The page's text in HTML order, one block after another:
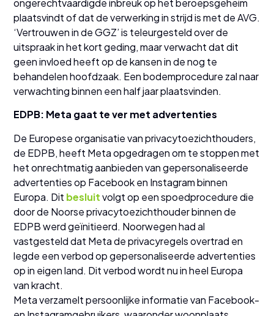
ongerechtvaardigde inbreuk op het beroepsgeheim
plaatsvindt of dat de verwerking in strijd is met de AVG.
‘Vertrouwen in de GGZ’ is teleurgesteld over de
uitspraak in het kort geding, maar verwacht dat dit
geen invloed heeft op de kansen in de nog te
behandelen hoofdzaak. Een bodemprocedure zal naar
verwachting binnen een half jaar plaatsvinden.
EDPB: Meta gaat te ver met advertenties
De Europese organisatie van privacytoezichthouders,
de EDPB, heeft Meta opgedragen om te stoppen met
het onrechtmatig aanbieden van gepersonaliseerde
advertenties op Facebook en Instagram binnen
Europa. Dit besluitvolgt op een spoedprocedure die
door de Noorse privacytoezichthouder binnen de
EDPB werd geïnitieerd. Noorwegen had al
vastgesteld dat Meta de privacyregels overtrad en
legde een verbod op gepersonaliseerde advertenties
op in eigen land. Dit verbod wordt nu in heel Europa
van kracht.
Meta verzamelt persoonlijke informatie van Facebook-